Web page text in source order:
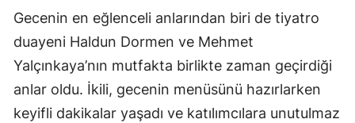
Gecenin en eğlenceli anlarından biri de tiyatro
duayeni Haldun Dormen ve Mehmet
Yalçınkaya’nın mutfakta birlikte zaman geçirdiği
anlar oldu. İkili, gecenin menüsünü hazırlarken
keyifli dakikalar yaşadı ve katılımcılara unutulmaz